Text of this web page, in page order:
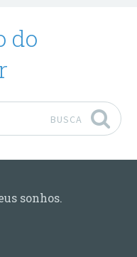
BUSCA
sonhos.